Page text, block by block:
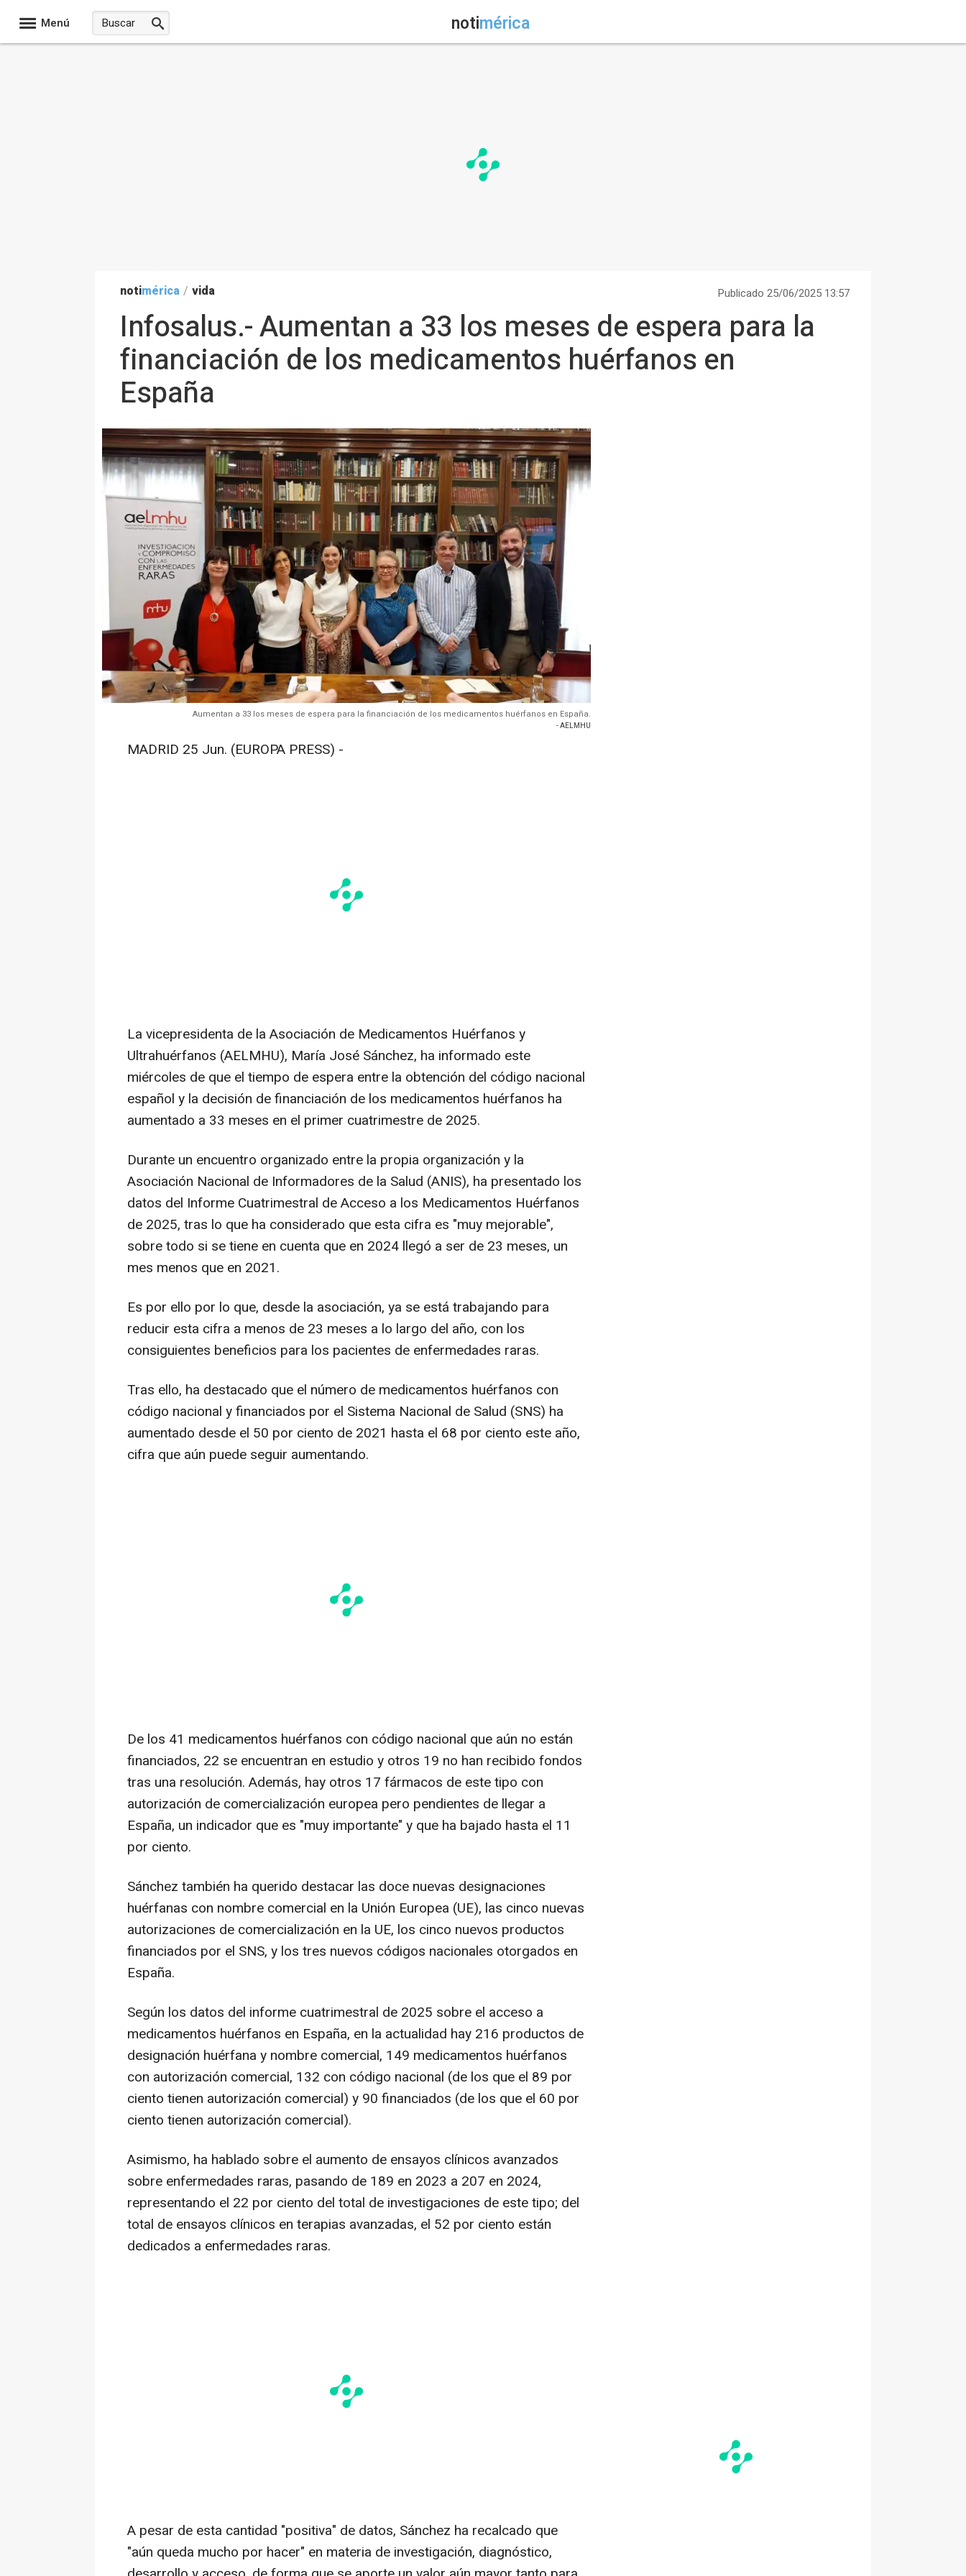
Menú notimérica
notimérica / vida Publicado 25/06/2025 13:57
Infosalus.- Aumentan a 33 los meses de espera para la
financiación de los medicamentos huérfanos en
España
Aumentan a 33 los meses de espera para la financiación de los medicamentos huérfanos en España.
- AELMHU
MADRID 25 Jun. (EUROPA PRESS) -
La vicepresidenta de la Asociación de Medicamentos Huérfanos y
Ultrahuérfanos (AELMHU), María José Sánchez, ha informado este
miércoles de que el tiempo de espera entre la obtención del código nacional
español y la decisión de financiación de los medicamentos huérfanos ha
aumentado a 33 meses en el primer cuatrimestre de 2025.
Durante un encuentro organizado entre la propia organización y la
Asociación Nacional de Informadores de la Salud (ANIS), ha presentado los
datos del Informe Cuatrimestral de Acceso a los Medicamentos Huérfanos
de 2025, tras lo que ha considerado que esta cifra es "muy mejorable",
sobre todo si se tiene en cuenta que en 2024 llegó a ser de 23 meses, un
mes menos que en 2021.
Es por ello por lo que, desde la asociación, ya se está trabajando para
reducir esta cifra a menos de 23 meses a lo largo del año, con los
consiguientes beneficios para los pacientes de enfermedades raras.
Tras ello, ha destacado que el número de medicamentos huérfanos con
código nacional y financiados por el Sistema Nacional de Salud (SNS) ha
aumentado desde el 50 por ciento de 2021 hasta el 68 por ciento este año,
cifra que aún puede seguir aumentando.
De los 41 medicamentos huérfanos con código nacional que aún no están
financiados, 22 se encuentran en estudio y otros 19 no han recibido fondos
tras una resolución. Además, hay otros 17 fármacos de este tipo con
autorización de comercialización europea pero pendientes de llegar a
España, un indicador que es "muy importante" y que ha bajado hasta el 11
por ciento.
Sánchez también ha querido destacar las doce nuevas designaciones
huérfanas con nombre comercial en la Unión Europea (UE), las cinco nuevas
autorizaciones de comercialización en la UE, los cinco nuevos productos
financiados por el SNS, y los tres nuevos códigos nacionales otorgados en
España.
Según los datos del informe cuatrimestral de 2025 sobre el acceso a
medicamentos huérfanos en España, en la actualidad hay 216 productos de
designación huérfana y nombre comercial, 149 medicamentos huérfanos
con autorización comercial, 132 con código nacional (de los que el 89 por
ciento tienen autorización comercial) y 90 financiados (de los que el 60 por
ciento tienen autorización comercial).
Asimismo, ha hablado sobre el aumento de ensayos clínicos avanzados
sobre enfermedades raras, pasando de 189 en 2023 a 207 en 2024,
representando el 22 por ciento del total de investigaciones de este tipo; del
total de ensayos clínicos en terapias avanzadas, el 52 por ciento están
dedicados a enfermedades raras.
A pesar de esta cantidad "positiva" de datos, Sánchez ha recalcado que
"aún queda mucho por hacer" en materia de investigación, diagnóstico,